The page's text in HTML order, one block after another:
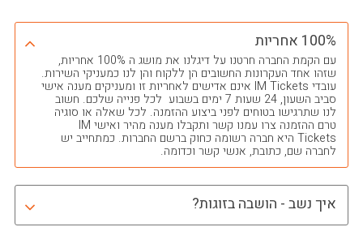
100% אחריות
עם הקמת החברה חרטנו על דיגלנו את מושג ה 100% אחריות,
שזהו אחד העקרונות החשובים הן ללקוח והן לנו כמעניקי השירות.
עובדי IM Tickets אינם אדישים לאחריות זו ומעניקים מענה אישי
סביב השעון, 24 שעות 7 ימים בשבוע לכל פנייה שלכם. חשוב
לנו שתרגישו בטוחים לפני ביצוע ההזמנה. לכל שאלה או סוגיה
טרם ההזמנה צרו עמנו קשר ותקבלו מענה מהיר ואישי IM
Tickets היא חברה רשומה כחוק ברשם החברות. כמתחייב יש
לחברה שם, כתובת, אנשי קשר וכדומה.
איך נשב - הושבה בזוגות?